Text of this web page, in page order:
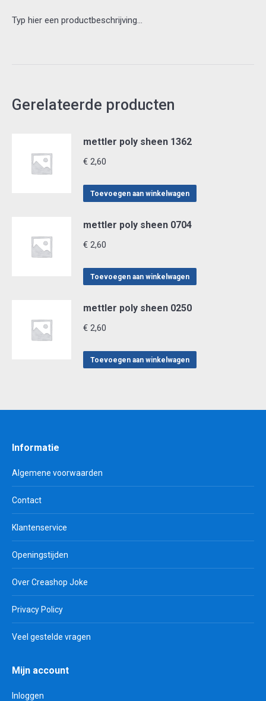
Typ hier een productbeschrijving…
Gerelateerde producten
mettler poly sheen 1362
€ 2,60
Toevoegen aan winkelwagen
mettler poly sheen 0704
€ 2,60
Toevoegen aan winkelwagen
mettler poly sheen 0250
€ 2,60
Toevoegen aan winkelwagen
Informatie
Algemene voorwaarden
Contact
Klantenservice
Openingstijden
Over Creashop Joke
Privacy Policy
Veel gestelde vragen
Mijn account
Inloggen